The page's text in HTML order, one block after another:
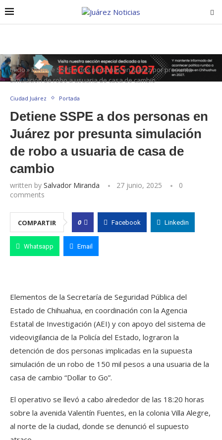
Inicio»Detiene SSPE a dos personas en Juárez por presunta
simulación de robo a usuaria de casa de cambio
Ciudad Juárez Portada
Detiene SSPE a dos personas en
Juárez por presunta simulación
de robo a usuaria de casa de
cambio
written by Salvador Miranda 27 junio, 2025
0
comments
COMPARTIR 0 Facebook Linkedin
Whatsapp Email
Elementos de la Secretaría de Seguridad Pública del
Estado de Chihuahua, en coordinación con la Agencia
Estatal de Investigación (AEI) y con apoyo del sistema de
videovigilancia de la Policía del Estado, lograron la
detención de dos personas implicadas en la supuesta
simulación de un robo de 150 mil pesos a una usuaria de la
casa de cambio “Dollar to Go”.
El operativo se llevó a cabo alrededor de las 18:20 horas
sobre la avenida Valentín Fuentes, en la colonia Villa Alegre,
al norte de la ciudad, donde se denunció el supuesto